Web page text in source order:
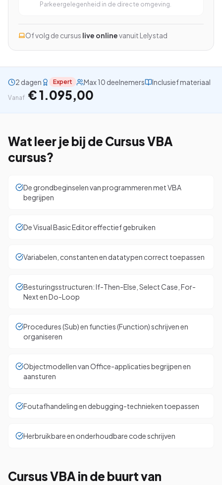
Gratis studiegids downloaden
Parkeergelegenheid in de directe omgeving.
Of volg de cursus live onlinevanuit Lelystad
2 dagen Expert Max 10 deelnemers Inclusief materiaal
Vanaf € 1.095,00
Wat leer je bij de Cursus VBA
cursus?
De grondbeginselen van programmeren met VBA
begrijpen
De Visual Basic Editor effectief gebruiken
Variabelen, constanten en datatypen correct toepassen
Besturingsstructuren: If-Then-Else, Select Case, For-
Next en Do-Loop
Procedures (Sub) en functies (Function) schrijven en
organiseren
Objectmodellen van Office-applicaties begrijpen en
aansturen
Foutafhandeling en debugging-technieken toepassen
Herbruikbare en onderhoudbare code schrijven
Cursus VBA in de buurt van